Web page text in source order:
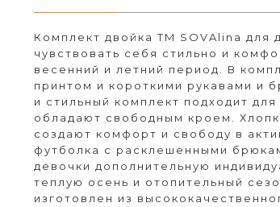
Комплект двойка TM SOVAlina для
чувствовать себя стильно и
весенний и летний период. В
принтом и короткими рукавами и
и стильный комплект подходит
обладают свободным кроем.
создают комфорт и свободу в
футболка с расклешенными
девочки дополнительную
теплую осень и отопительный
изготовлен из